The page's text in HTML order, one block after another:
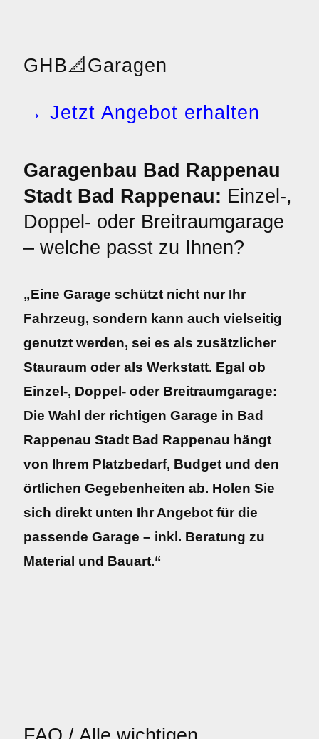
GHB📐 Garagen
→ Jetzt Angebot erhalten
Garagenbau Bad Rappenau
Stadt Bad Rappenau: Einzel-,
Doppel- oder Breitraumgarage
– welche passt zu Ihnen?
„Eine Garage schützt nicht nur Ihr
Fahrzeug, sondern kann auch vielseitig
genutzt werden, sei es als zusätzlicher
Stauraum oder als Werkstatt. Egal ob
Einzel-, Doppel- oder Breitraumgarage:
Die Wahl der richtigen Garage in Bad
Rappenau Stadt Bad Rappenau hängt
von Ihrem Platzbedarf, Budget und den
örtlichen Gegebenheiten ab. Holen Sie
sich direkt unten Ihr Angebot für die
passende Garage – inkl. Beratung zu
Material und Bauart.“